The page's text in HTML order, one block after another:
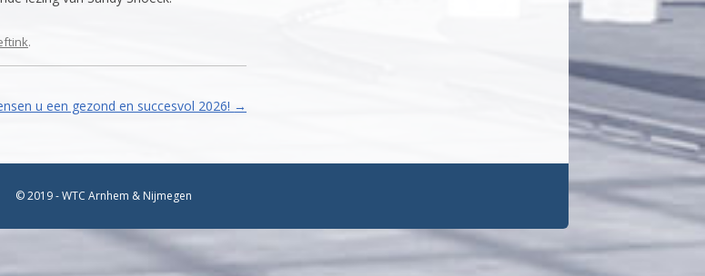
.
u een gezond en succesvol 2026! →
© 2019 - WTC Arnhem & Nijmegen